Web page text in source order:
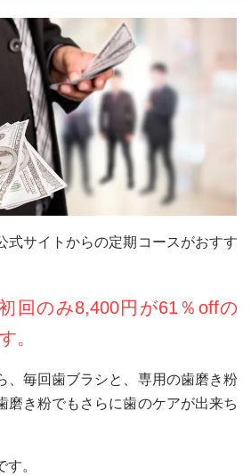
式サイトからの定期コースがおすす
回のみ8,400円が61％offの
。
、毎回歯ブラシと、専用の歯磨き粉
磨き粉でもさらに歯のケアが出来ち
。